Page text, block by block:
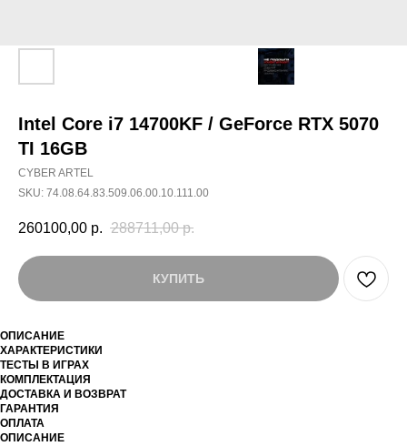
Intel Core i7 14700KF / GeForce RTX 5070
TI 16GB
CYBER ARTEL
SKU: 74.08.64.83.509.06.00.10.111.00
260100,00 р. 288711,00 р.
КУПИТЬ
ОПИСАНИЕ
ХАРАКТЕРИСТИКИ
ТЕСТЫ В ИГРАХ
КОМПЛЕКТАЦИЯ
ДОСТАВКА И ВОЗВРАТ
ГАРАНТИЯ
ОПЛАТА
ОПИСАНИЕ